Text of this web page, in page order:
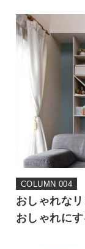
COLUMN 004
おしゃれな
おしゃれに